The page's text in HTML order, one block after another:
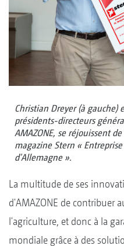
Christian Dreyer (à gauche)
présidents-directeurs
AMAZONE, se réjouissent
magazine Stern «
d'Allemagne ».
La multitude de ses
d'AMAZONE de contribuer
l'agriculture, et donc à la
mondiale grâce à des